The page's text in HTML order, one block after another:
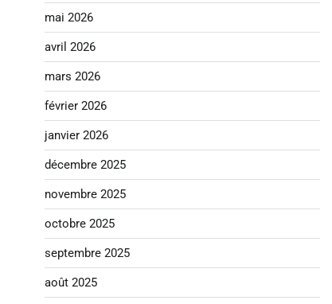
mai 2026
avril 2026
mars 2026
février 2026
janvier 2026
décembre 2025
novembre 2025
octobre 2025
septembre 2025
août 2025